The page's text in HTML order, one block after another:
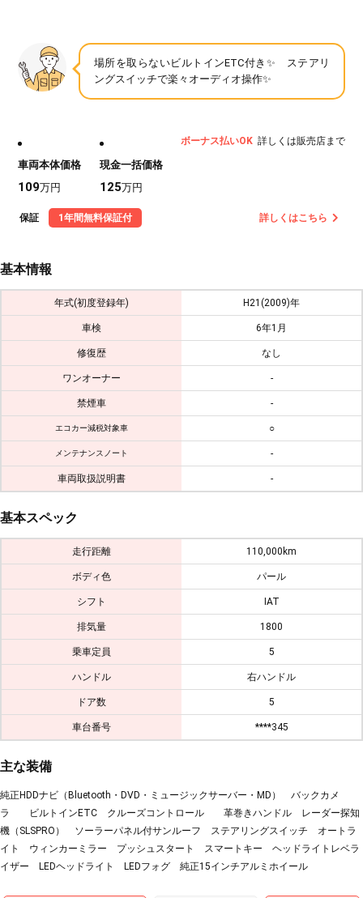
場所を取らないビルトインETC付き✨ ステアリ
ングスイッチで楽々オーディオ操作✨
車両本体価格
109万円
現金一括価格
125万円
ボーナス払いOK 詳しくは販売店まで
保証 1年間無料保証付 詳しくはこちら
基本情報
年式(初度登録年) H21(2009)年
車検 6年1月
修復歴 なし
ワンオーナー -
禁煙車 -
エコカー減税対象車 ○
メンテナンスノート -
車両取扱説明書 -
基本スペック
走行距離 110,000km
ボディ色 パール
シフト IAT
排気量 1800
乗車定員 5
ハンドル 右ハンドル
ドア数 5
車台番号 ****345
主な装備
純正HDDナビ（Bluetooth・DVD・ミュージックサーバー・MD） バックカメ
ラ ビルトインETC クルーズコントロール 革巻きハンドル レーダー探知
機（SLSPRO） ソーラーパネル付サンルーフ ステアリングスイッチ オートラ
イト ウィンカーミラー プッシュスタート スマートキー ヘッドライトレベラ
イザー LEDヘッドライト LEDフォグ 純正15インチアルミホイール